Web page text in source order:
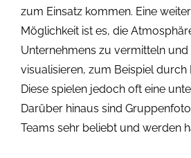
zum Einsatz kommen. Eine
Möglichkeit ist es, die
Unternehmens zu vermitteln
visualisieren, zum Beispiel durch
Diese spielen jedoch oft eine
Darüber hinaus sind
Teams sehr beliebt und werden